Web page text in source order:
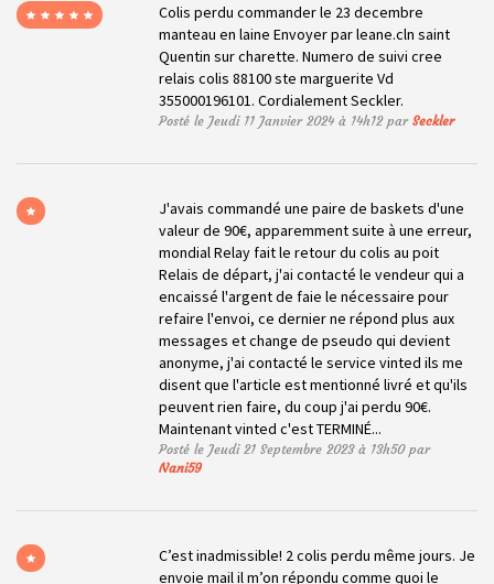
Colis perdu commander le 23 decembre
manteau en laine Envoyer par leane.cln saint
Quentin sur charette. Numero de suivi cree
relais colis 88100 ste marguerite Vd
355000196101. Cordialement Seckler.
Posté le Jeudi 11 Janvier 2024 à 14h12 parSeckler
J'avais commandé une paire de baskets d'une
valeur de 90€, apparemment suite à une erreur,
mondial Relay fait le retour du colis au poit
Relais de départ, j'ai contacté le vendeur qui a
encaissé l'argent de faie le nécessaire pour
refaire l'envoi, ce dernier ne répond plus aux
messages et change de pseudo qui devient
anonyme, j'ai contacté le service vinted ils me
disent que l'article est mentionné livré et qu'ils
peuvent rien faire, du coup j'ai perdu 90€.
Maintenant vinted c'est TERMINÉ...
Posté le Jeudi 21 Septembre 2023 à 13h50 par
Nani59
C’est inadmissible! 2 colis perdu même jours. Je
envoie mail il m’on répondu comme quoi le